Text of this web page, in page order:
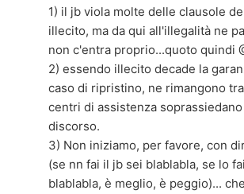
1) il jb viola molte delle clausole
illecito, ma da qui all'illegalità ne
non c'entra proprio...quoto quindi
2) essendo illecito decade la
caso di ripristino, ne rimangono
centri di assistenza
discorso.
3) Non iniziamo, per favore, con
(se nn fai il jb sei blablabla, se lo
blablabla, è meglio, è peggio)...